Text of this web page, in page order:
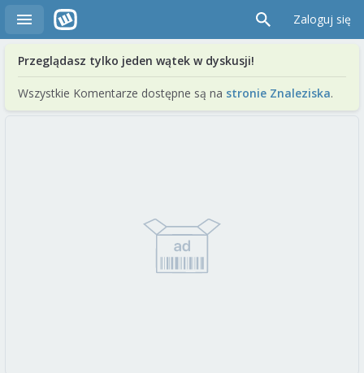
Zaloguj się
Przeglądasz tylko jeden wątek w dyskusji!
Wszystkie Komentarze dostępne są na stronie Znaleziska.